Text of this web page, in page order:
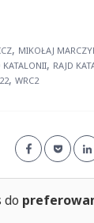
, MIKOŁAJ
KATALONII, RAJD
, WRC2
do